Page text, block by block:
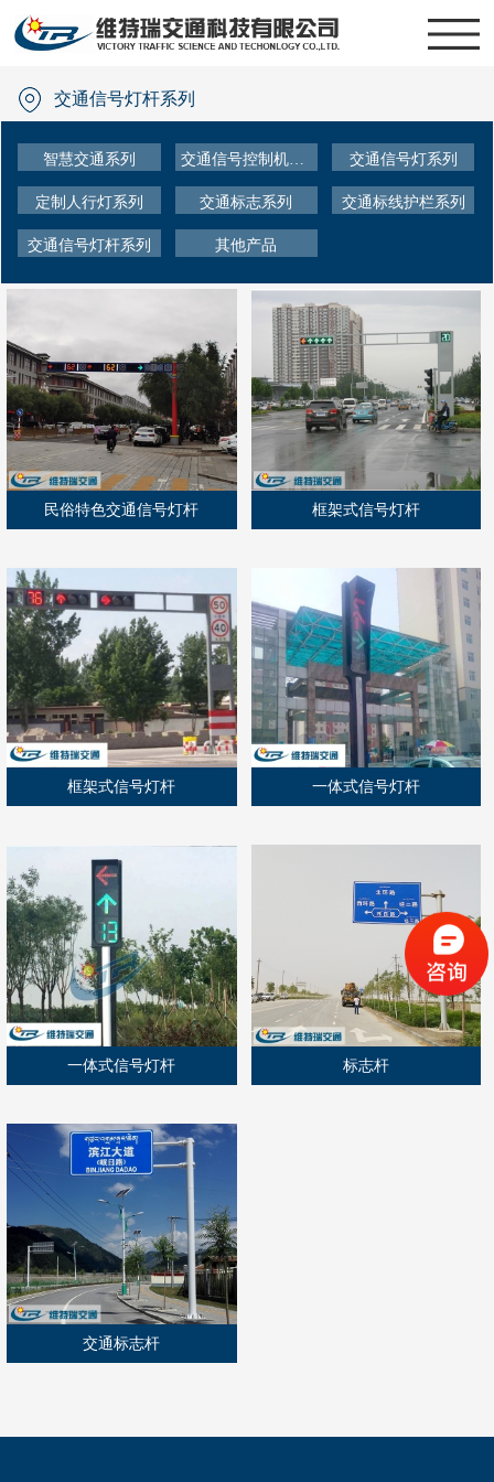
交通信号灯杆系列
智慧交通系列 交通信号控制机系列 交通信号灯系列
定制人行灯系列 交通标志系列 交通标线护栏系列
交通信号灯杆系列 其他产品
民俗特色交通信号灯杆 框架式信号灯杆
框架式信号灯杆 一体式信号灯杆
一体式信号灯杆 标志杆
交通标志杆